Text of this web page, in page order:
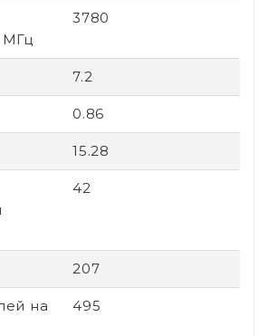
3780
7.2
0.86
15.28
42
207
на
495